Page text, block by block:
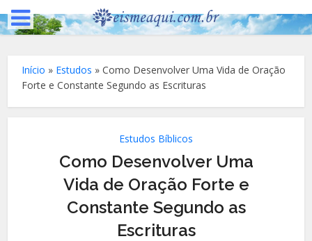
Início » Estudos »Como Desenvolver Uma Vida de Oração
Forte e Constante Segundo as Escrituras
Estudos Bíblicos
Como Desenvolver Uma
Vida de Oração Forte e
Constante Segundo as
Escrituras